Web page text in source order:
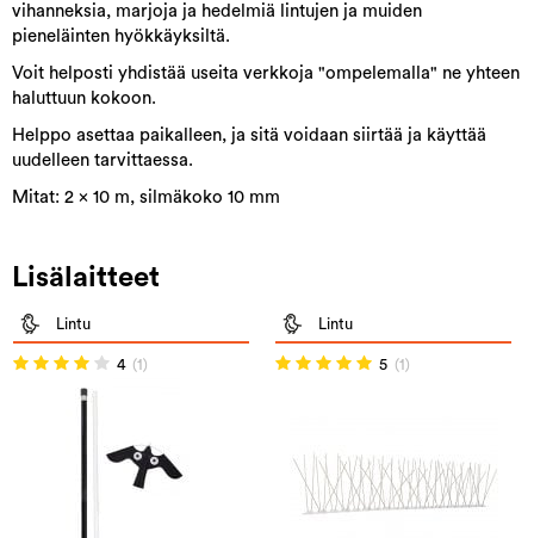
vihanneksia, marjoja ja hedelmiä lintujen ja muiden
pieneläinten hyökkäyksiltä.
Voit helposti yhdistää useita verkkoja "ompelemalla" ne yhteen
haluttuun kokoon.
Helppo asettaa paikalleen, ja sitä voidaan siirtää ja käyttää
uudelleen tarvittaessa.
Mitat: 2 x 10 m, silmäkoko 10 mm
Lisälaitteet
Lintu
4 (1)
Lintu
5 (1)